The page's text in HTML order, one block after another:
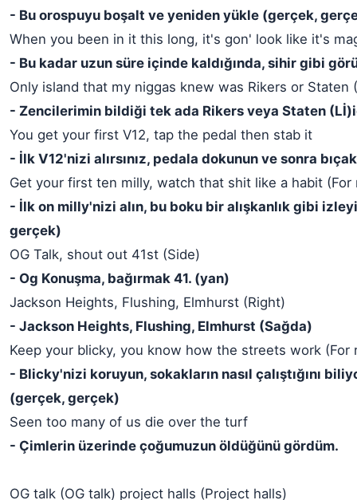
- Bu orospuyu boşalt ve yeniden yükle (gerçek,
When you been in it this long, it's gon' look like it's
- Bu kadar uzun süre içinde kaldığında, sihir gibi
Only island that my niggas knew was Rikers or Staten
- Zencilerimin bildiği tek ada Rikers veya Staten
You get your first V12, tap the pedal then stab it
- İlk V12'nizi alırsınız, pedala dokunun ve sonra
Get your first ten milly, watch that shit like a habit (For
- İlk on milly'nizi alın, bu boku bir alışkanlık gibi
gerçek)
OG Talk, shout out 41st (Side)
- Og Konuşma, bağırmak 41. (yan)
Jackson Heights, Flushing, Elmhurst (Right)
- Jackson Heights, Flushing, Elmhurst (Sağda)
Keep your blicky, you know how the streets work (For
- Blicky'nizi koruyun, sokakların nasıl çalıştığını
(gerçek, gerçek)
Seen too many of us die over the turf
- Çimlerin üzerinde çoğumuzun öldüğünü gördüm.
OG talk (OG talk) project halls (Project halls)